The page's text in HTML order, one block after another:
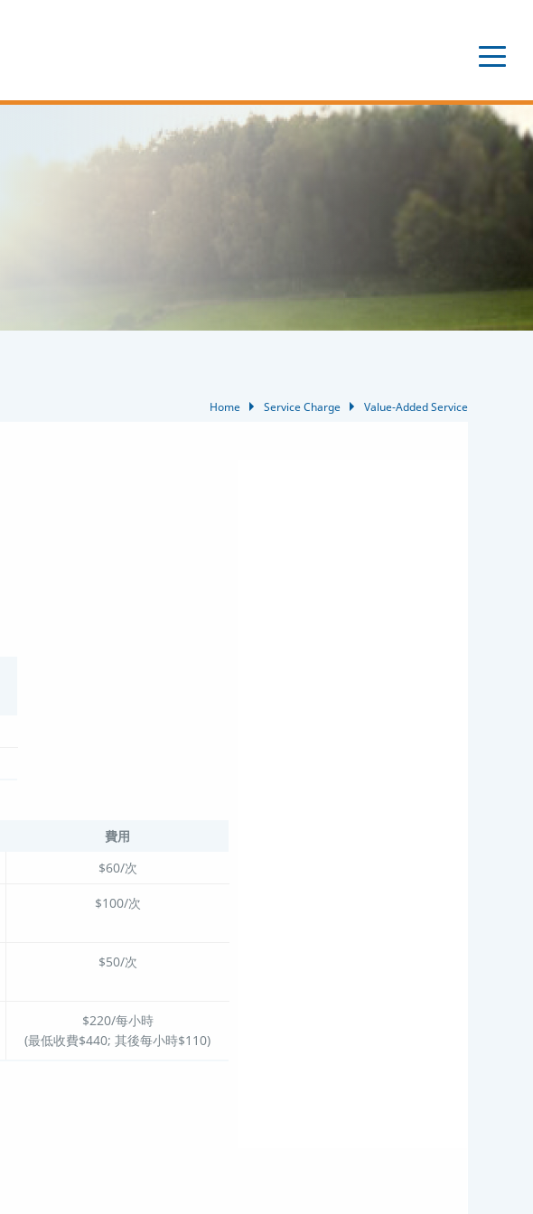
Home Service Charge Value-Added Service
費用
$60/次
$100/次
$50/次
$220/每小時
(最低收費$440; 其後每小時$110)